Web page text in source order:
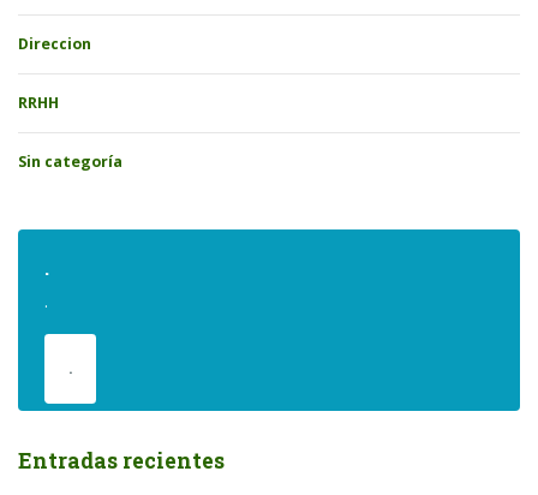
Direccion
RRHH
Sin categoría
.
.
.
Entradas recientes